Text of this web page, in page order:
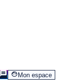
Mon espace